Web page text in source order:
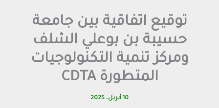
توقيع اتفاقية بين جامعة
حسيبة بن بوعلي الشلف
ومركز تنمية التكنولوجيات
المتطورة CDTA
10 أبريل، 2025